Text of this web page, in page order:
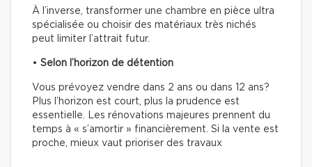
À l’inverse, transformer une chambre en pièce ultra
spécialisée ou choisir des matériaux très nichés
peut limiter l’attrait futur.
• Selon l’horizon de détention
Vous prévoyez vendre dans 2 ans ou dans 12 ans?
Plus l’horizon est court, plus la prudence est
essentielle. Les rénovations majeures prennent du
temps à « s’amortir » financièrement. Si la vente est
proche, mieux vaut prioriser des travaux